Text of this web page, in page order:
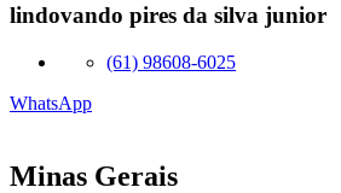
lindovando pires da silva junior
(61) 98608-6025
WhatsApp
Minas Gerais